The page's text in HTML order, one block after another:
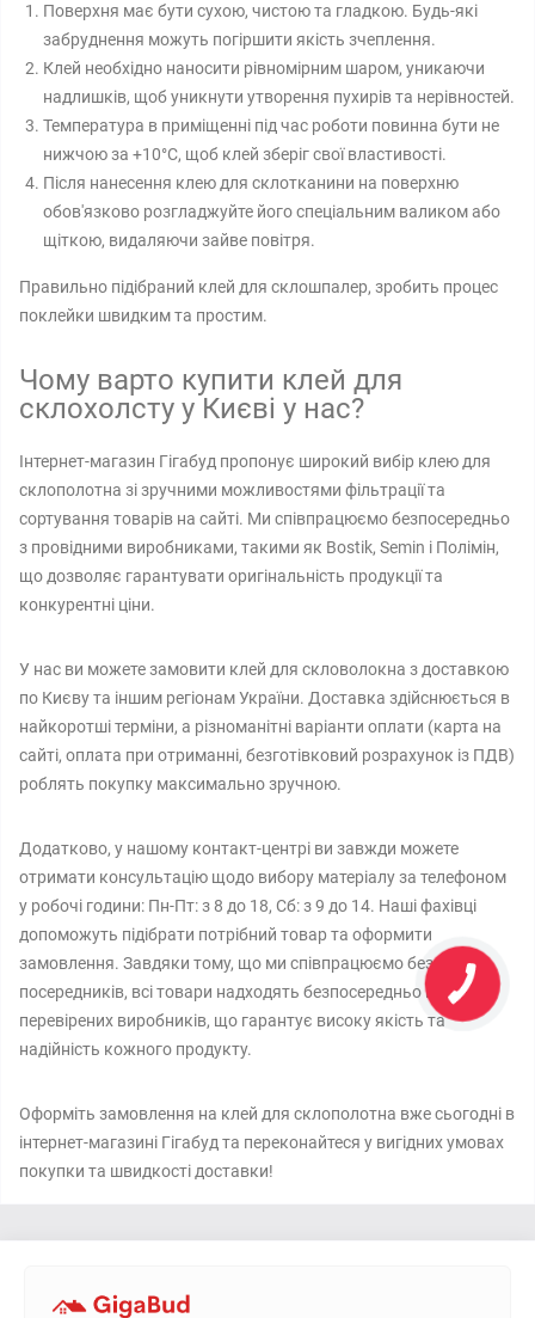
Поверхня має бути сухою, чистою та гладкою. Будь-які
забруднення можуть погіршити якість зчеплення.
Клей необхідно наносити рівномірним шаром, уникаючи
надлишків, щоб уникнути утворення пухирів та нерівностей.
Температура в приміщенні під час роботи повинна бути не
нижчою за +10°C, щоб клей зберіг свої властивості.
Після нанесення клею для склотканини на поверхню
обов'язково розгладжуйте його спеціальним валиком або
щіткою, видаляючи зайве повітря.
Правильно підібраний клей для склошпалер, зробить процес
поклейки швидким та простим.
Чому варто купити клей для
склохолсту у Києві у нас?
Інтернет-магазин Гігабуд пропонує широкий вибір клею для
склополотна зі зручними можливостями фільтрації та
сортування товарів на сайті. Ми співпрацюємо безпосередньо
з провідними виробниками, такими як Bostik, Semin і Полімін,
що дозволяє гарантувати оригінальність продукції та
конкурентні ціни.
У нас ви можете замовити клей для скловолокна з доставкою
по Києву та іншим регіонам України. Доставка здійснюється в
найкоротші терміни, а різноманітні варіанти оплати (карта на
сайті, оплата при отриманні, безготівковий розрахунок із ПДВ)
роблять покупку максимально зручною.
Додатково, у нашому контакт-центрі ви завжди можете
отримати консультацію щодо вибору матеріалу за телефоном
у робочі години: Пн-Пт: з 8 до 18, Сб: з 9 до 14. Наші фахівці
допоможуть підібрати потрібний товар та оформити
замовлення. Завдяки тому, що ми співпрацюємо без
посередників, всі товари надходять безпосередньо від
перевірених виробників, що гарантує високу якість та
надійність кожного продукту.
Оформіть замовлення на клей для склополотна вже сьогодні в
інтернет-магазині Гігабуд та переконайтеся у вигідних умовах
покупки та швидкості доставки!